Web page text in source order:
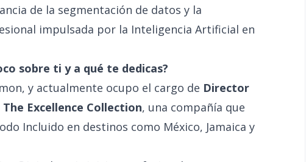
de la segmentación de datos y la
impulsada por la Inteligencia Artificial en
sobre ti y a qué te dedicas?
y actualmente ocupo el cargo de Director
Excellence Collection, una compañía que
Incluido en destinos como México, Jamaica y